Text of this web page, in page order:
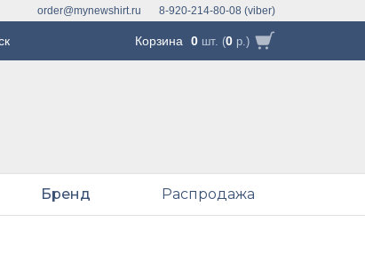
8-920-214-80-08 (viber)
order@mynewshirt.ru
Корзина 0 шт. (0 р.)
Бренд Распродажа